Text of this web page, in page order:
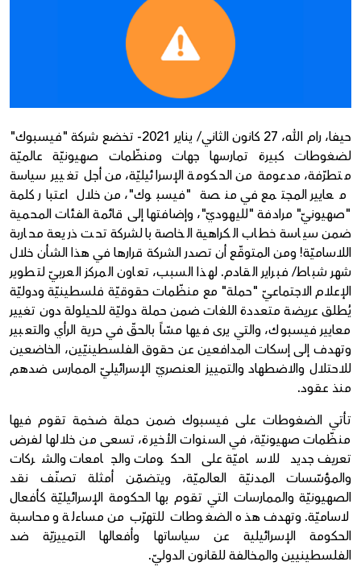
حيفا، رام الله، 27 كانون الثاني/ يناير 2021- تخضع شركة "فيسبوك"
لضغوطات كبيرة تمارسها جهات ومنظّمات صهيونيّة عالميّة
متطرّفة، مدعومة من الحكومة الإسرائيليّة، من أجل تغيير سياسة
معايير المجتمع في منصة "فيسبوك"، من خلال اعتبار كلمة
"صهيونيّ" مرادفة "لليهوديّ"، وإضافتها إلى قائمة الفئات المحمية
ضمن سياسة خطاب الكراهية الخاصة بالشركة تحت ذريعة محاربة
اللاساميّة! ومن المتوقّع أن تصدر الشركة قرارها في هذا الشأن خلال
شهر شباط/ فبراير القادم. لهذا السبب، تعاون المركز العربيّ لتطوير
الإعلام الاجتماعيّ "حملة" مع منظّمات حقوقيّة فلسطينيّة ودوليّة
يُطلق عريضة متعددة اللغات ضمن حملة دوليّة للحيلولة دون تغيير
معايير فيسبوك، والتي يرى فيها مسّاً بالحقّ في حرية الرأي والتعبير
وتهدف إلى إسكات المدافعين عن حقوق الفلسطينيّين، الخاضعين
للاحتلال والاضطهاد والتمييز العنصريّ الإسرائيليّ الممارس ضدهم
منذ عقود.
تأتي الضغوطات على فيسبوك ضمن حملة ضخمة تقوم فيها
منظّمات صهيونيّة، في السنوات الأخيرة، تسعى من خلالها لفرض
تعريف جديد للاساميّة على الحكومات والجامعات والشركات
والمؤسّسات المدنيّة العالميّة، ويتضمّن أمثلة تصنّف نقد
الصهيونيّة والممارسات التي تقوم بها الحكومة الإسرائيليّة كأفعال
لاساميّة. وتهدف هذه الضغوطات للتهرّب من مساءلة ومحاسبة
الحكومة الإسرائيلية عن سياساتها وأفعالها التمييزيّة ضد
الفلسطينيين والمخالفة للقانون الدوليّ.